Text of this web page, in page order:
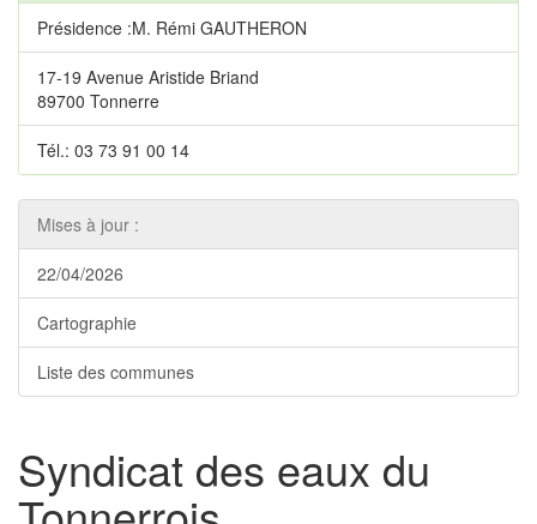
Présidence :M. Rémi GAUTHERON
17-19 Avenue Aristide Briand
89700 Tonnerre
Tél.: 03 73 91 00 14
Mises à jour :
22/04/2026
Cartographie
Liste des communes
Syndicat des eaux du